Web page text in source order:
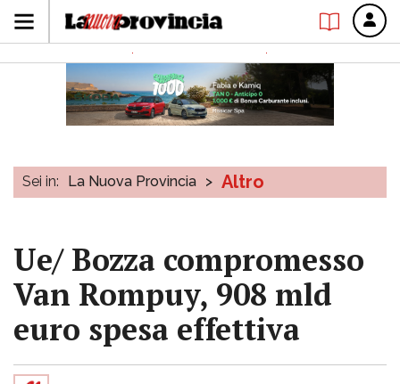
Sei in: La Nuova Provincia > Altro
Ue/ Bozza compromesso
Van Rompuy, 908 mld
euro spesa effettiva